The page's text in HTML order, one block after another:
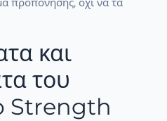
και
του
Strength